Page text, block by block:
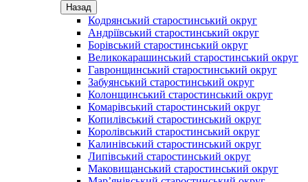
Назад
Кодрянський старостинський округ
Андріївський старостинський округ
Борівський старостинський округ
Великокарашинський старостинський округ
Гавронщинський старостинський округ
Забуянський старостинський округ
Колонщинський старостинський округ
Комарівський старостинський округ
Копилівський старостинський округ
Королівський старостинський округ
Калинівський старостинський округ
Липівський старостинський округ
Маковищанський старостинський округ